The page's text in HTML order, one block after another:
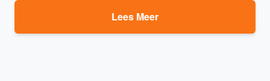
Lees Meer